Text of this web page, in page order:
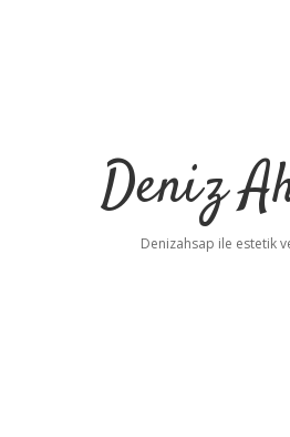
Deniz
Denizahsap ile estetik